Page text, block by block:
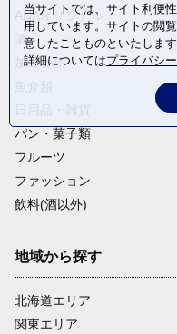
ANAオリジナル
酒
加工食品
パン・菓子類
フルーツ
ファッション
飲料(酒以外)
地域から探す
北海道エリア
関東エリア
当サイトでは、サイト利便
用しています。サイトの閲
意したことものといたします
詳細についてはプライバシ